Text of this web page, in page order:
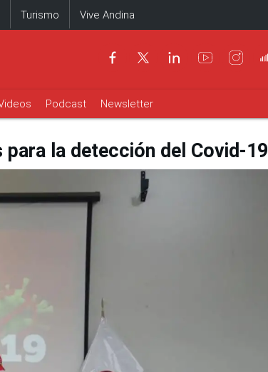
Turismo Vive Andina
Podcast Newsletter
para la detección del Covid-19